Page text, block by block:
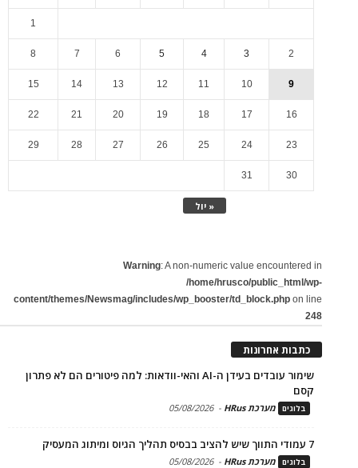
« יול
1
2
3
4
5
6
7
8
9
10
11
12
13
14
15
16
17
18
19
20
21
22
23
24
25
26
27
28
29
30
31
Warning: A non-numeric value encountered in
/home/hrusco/public_html/wp-
content/themes/Newsmag/includes/wp_booster/td_block.php on line
248
כתבות אחרונות
שימור עובדים בעידן ה-AI והאי-וודאות: למה פיטורים הם לא פתרון
קסם
בלוגים מערכת HRus -
05/08/2026
7 עמודי התווך שיש להציב בבסיס תהליך הגיוס ומיתוג המעסיק
בלוגים מערכת HRus -
05/08/2026